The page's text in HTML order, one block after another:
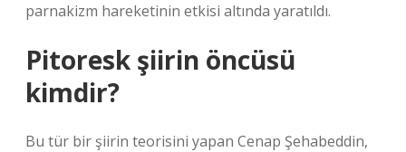
parnakizm hareketinin etkisi altında yaratıldı.
Pitoresk şiirin öncüsü
kimdir?
Bu tür bir şiirin teorisini yapan Cenap Şehabeddin,